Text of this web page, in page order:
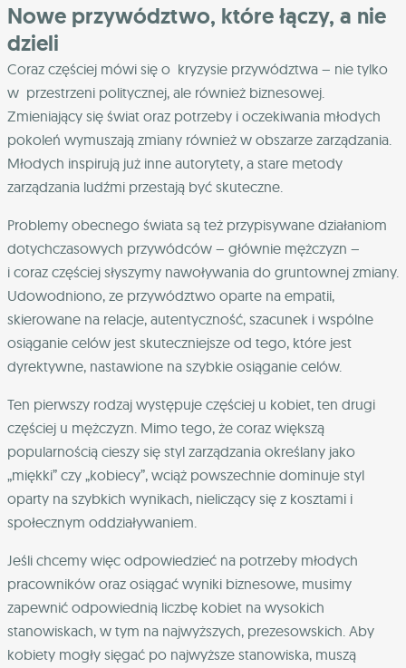
Nowe przywództwo, które łączy, a nie
dzieli
Coraz częściej mówi się o kryzysie przywództwa – nie tylko
w przestrzeni politycznej, ale również biznesowej.
Zmieniający się świat oraz potrzeby i oczekiwania młodych
pokoleń wymuszają zmiany również w obszarze zarządzania.
Młodych inspirują już inne autorytety, a stare metody
zarządzania ludźmi przestają być skuteczne.
Problemy obecnego świata są też przypisywane działaniom
dotychczasowych przywódców – głównie mężczyzn –
i coraz częściej słyszymy nawoływania do gruntownej zmiany.
Udowodniono, ze przywództwo oparte na empatii,
skierowane na relacje, autentyczność, szacunek i wspólne
osiąganie celów jest skuteczniejsze od tego, które jest
dyrektywne, nastawione na szybkie osiąganie celów.
Ten pierwszy rodzaj występuje częściej u kobiet, ten drugi
częściej u mężczyzn. Mimo tego, że coraz większą
popularnością cieszy się styl zarządzania określany jako
„miękki” czy „kobiecy”, wciąż powszechnie dominuje styl
oparty na szybkich wynikach, nieliczący się z kosztami i
społecznym oddziaływaniem.
Jeśli chcemy więc odpowiedzieć na potrzeby młodych
pracowników oraz osiągać wyniki biznesowe, musimy
zapewnić odpowiednią liczbę kobiet na wysokich
stanowiskach, w tym na najwyższych, prezesowskich. Aby
kobiety mogły sięgać po najwyższe stanowiska, muszą